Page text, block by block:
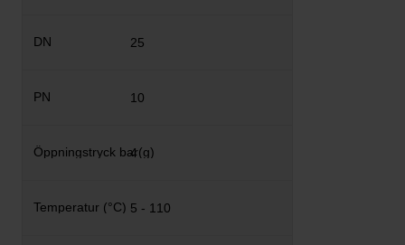
25
10
4
5 - 110